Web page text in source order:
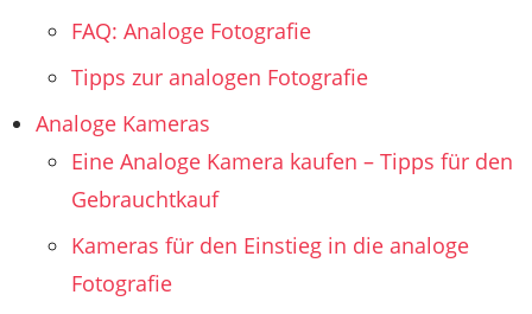
FAQ: Analoge Fotografie
Tipps zur analogen Fotografie
Analoge Kameras
Eine Analoge Kamera kaufen – Tipps für den
Gebrauchtkauf
Kameras für den Einstieg in die analoge
Fotografie